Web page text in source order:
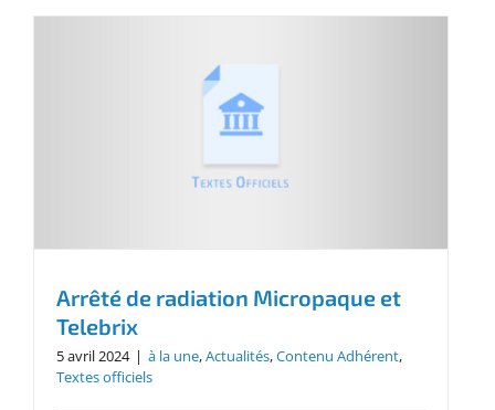
Arrêté de radiation Micropaque et
Telebrix
5 avril 2024 | à la une,Actualités,Contenu Adhérent,
Textes officiels